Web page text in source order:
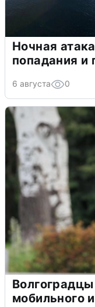
Ночная
попадания и
6 августа 0
мобильного